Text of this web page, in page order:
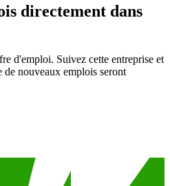
directement dans
d'emploi. Suivez cette entreprise et
de nouveaux emplois seront